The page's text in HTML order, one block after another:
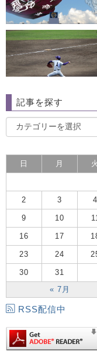
記事を探す
日 月 火
« 7月
2 3 4
9 10
16 17
23 24
30 31
RSS配信中